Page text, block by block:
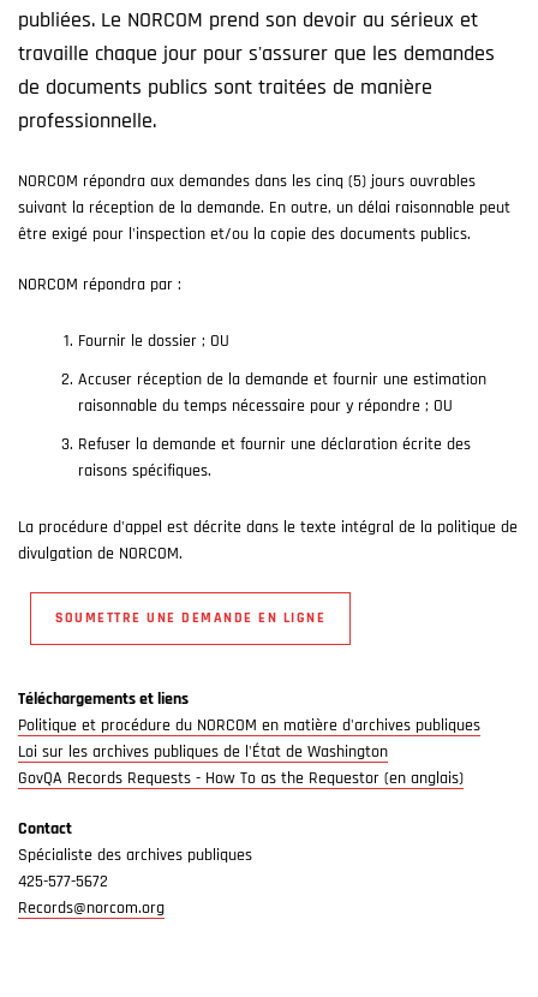
publiées. Le NORCOM prend son devoir au sérieux et
travaille chaque jour pour s'assurer que les demandes
de documents publics sont traitées de manière
professionnelle.
NORCOM répondra aux demandes dans les cinq (5) jours ouvrables
suivant la réception de la demande. En outre, un délai raisonnable peut
être exigé pour l'inspection et/ou la copie des documents publics.
NORCOM répondra par :
Fournir le dossier ; OU
Accuser réception de la demande et fournir une estimation
raisonnable du temps nécessaire pour y répondre ; OU
Refuser la demande et fournir une déclaration écrite des
raisons spécifiques.
La procédure d'appel est décrite dans le texte intégral de la politique de
divulgation de NORCOM.
SOUMETTRE UNE DEMANDE EN LIGNE
Téléchargements et liens
Politique et procédure du NORCOM en matière d'archives publiques
Loi sur les archives publiques de l'État de Washington
GovQA Records Requests - How To as the Requestor (en anglais)
Contact
Spécialiste des archives publiques
425-577-5672
Records@norcom.org